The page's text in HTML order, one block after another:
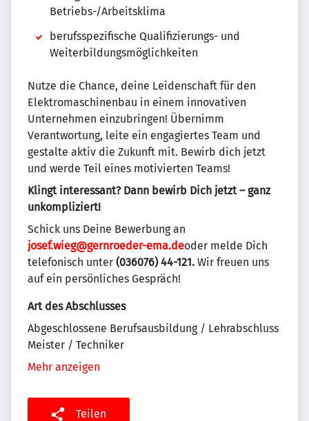
Betriebs-/Arbeitsklima
berufsspezifische Qualifizierungs- und
Weiterbildungsmöglichkeiten
Nutze die Chance, deine Leidenschaft für den
Elektromaschinenbau in einem innovativen
Unternehmen einzubringen! Übernimm
Verantwortung, leite ein engagiertes Team und
gestalte aktiv die Zukunft mit. Bewirb dich jetzt
und werde Teil eines motivierten Teams!
Klingt interessant? Dann bewirb Dich jetzt – ganz
unkompliziert!
Schick uns Deine Bewerbung an
josef.wieg@gernroeder-ema.deoder melde Dich
telefonisch unter (036076) 44-121. Wir freuen uns
auf ein persönliches Gespräch!
Art des Abschlusses
Abgeschlossene Berufsausbildung / Lehrabschluss
Meister / Techniker
Mehr anzeigen
Teilen